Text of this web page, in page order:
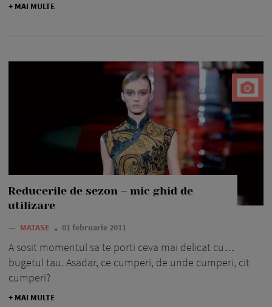
+ MAI MULTE
Reducerile de sezon – mic ghid de
utilizare
— MATASE 01 februarie 2011
A sosit momentul sa te porti ceva mai delicat cu…
bugetul tau. Asadar, ce cumperi, de unde cumperi, cit
cumperi?
+ MAI MULTE